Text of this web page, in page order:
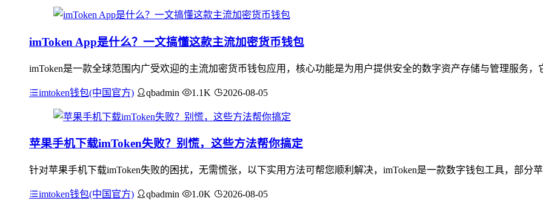
imToken App是什么？一文搞懂这款主流加密货币钱包
imToken是一款全球范围内广受欢迎的主流加密货币钱包应用，核心功能是为用户提供安全的数字资产存储与管理服务
imtoken钱包(中国官方) qbadmin 1.1K 2026-08-05
苹果手机下载imToken失败？别慌，这些方法帮你搞定
针对苹果手机下载imToken失败的困扰，无需慌张，以下实用方法可帮您顺利解决，imToken是一款数字钱包工具，部分
imtoken钱包(中国官方) qbadmin 1.0K 2026-08-05